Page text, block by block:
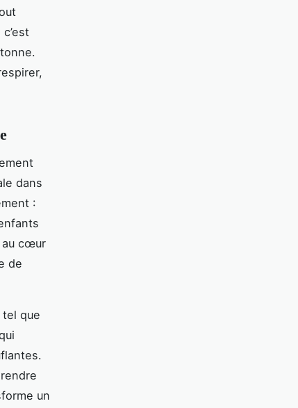
dans
:
au cœur
de
tel que
un